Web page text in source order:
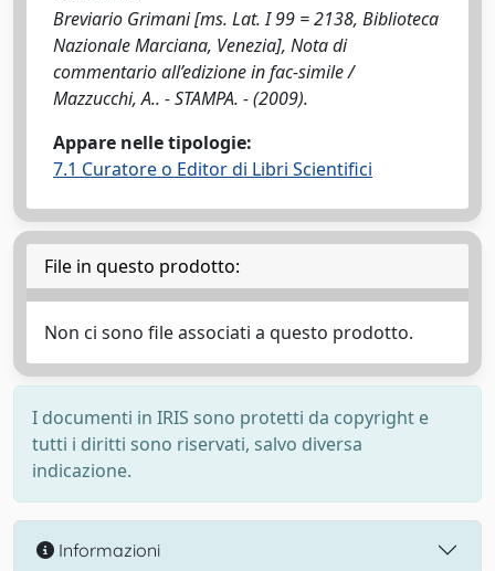
Breviario Grimani [ms. Lat. I 99 = 2138, Biblioteca
Nazionale Marciana, Venezia], Nota di
commentario all’edizione in fac-simile /
Mazzucchi, A.. - STAMPA. - (2009).
Appare nelle tipologie:
7.1 Curatore o Editor di Libri Scientifici
File in questo prodotto:
Non ci sono file associati a questo prodotto.
I documenti in IRIS sono protetti da copyright e
tutti i diritti sono riservati, salvo diversa
indicazione.
Informazioni